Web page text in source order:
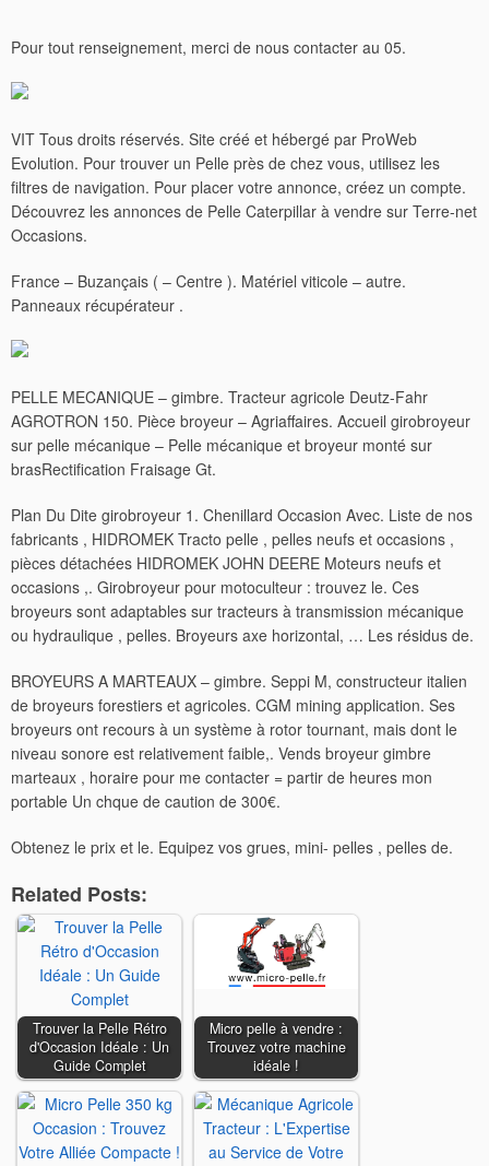
Pour tout renseignement, merci de nous contacter au 05.
VIT Tous droits réservés. Site créé et hébergé par ProWeb
Evolution. Pour trouver un Pelle près de chez vous, utilisez les
filtres de navigation. Pour placer votre annonce, créez un compte.
Découvrez les annonces de Pelle Caterpillar à vendre sur Terre-net
Occasions.
France – Buzançais ( – Centre ). Matériel viticole – autre.
Panneaux récupérateur .
PELLE MECANIQUE – gimbre. Tracteur agricole Deutz-Fahr
AGROTRON 150. Pièce broyeur – Agriaffaires. Accueil girobroyeur
sur pelle mécanique – Pelle mécanique et broyeur monté sur
brasRectification Fraisage Gt.
Plan Du Dite girobroyeur 1. Chenillard Occasion Avec. Liste de nos
fabricants , HIDROMEK Tracto pelle , pelles neufs et occasions ,
pièces détachées HIDROMEK JOHN DEERE Moteurs neufs et
occasions ,. Girobroyeur pour motoculteur : trouvez le. Ces
broyeurs sont adaptables sur tracteurs à transmission mécanique
ou hydraulique , pelles. Broyeurs axe horizontal, … Les résidus de.
BROYEURS A MARTEAUX – gimbre. Seppi M, constructeur italien
de broyeurs forestiers et agricoles. CGM mining application. Ses
broyeurs ont recours à un système à rotor tournant, mais dont le
niveau sonore est relativement faible,. Vends broyeur gimbre
marteaux , horaire pour me contacter = partir de heures mon
portable Un chque de caution de 300€.
Obtenez le prix et le. Equipez vos grues, mini- pelles , pelles de.
Related Posts:
Trouver la Pelle Rétro
d'Occasion Idéale : Un
Guide Complet
Micro pelle à vendre :
Trouvez votre machine
idéale !